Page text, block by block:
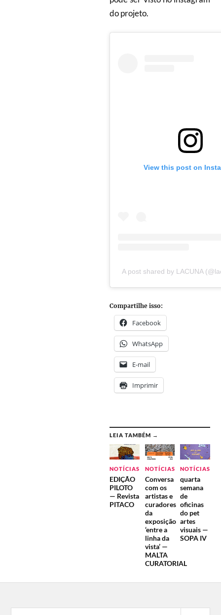
do projeto.
View this post on
A post shared by LACUNA
Compartilhe isso:
Facebook
WhatsApp
E-mail
Imprimir
LEIA TAMBÉM →
NOTÍCIAS
EDIÇÃO
PILOTO
— Revista
PITACO
NOTÍCIAS
Conversa
com os
artistas e
curadores
da
exposição
‘entre a
linha da
vista’ —
MALTA
CURATORIAL
NOTÍCIAS
quarta
semana
de
oficinas
do pet
artes
visuais —
SOPA IV